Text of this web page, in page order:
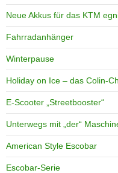
Neue Akkus für das KTM
Fahrradanhänger
Winterpause
Holiday on Ice – das Colin-
E-Scooter „Streetbooster“
Unterwegs mit „der“
American Style Escobar
Escobar-Serie